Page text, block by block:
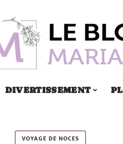
DIVERTISSEMENT
VOYAGE DE NOCES